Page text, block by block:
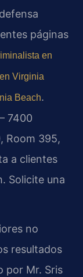
páginas
en
Virginia
Beach.
7400
Room 395,
a clientes
Solicite una
no
resultados
por Mr. Sris